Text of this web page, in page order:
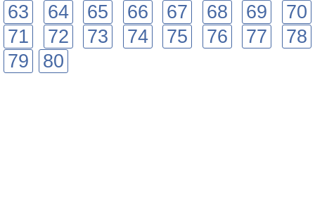
63
64 65 66 67 68 69
70
71
72 73 74 75 76 77
78
79
80